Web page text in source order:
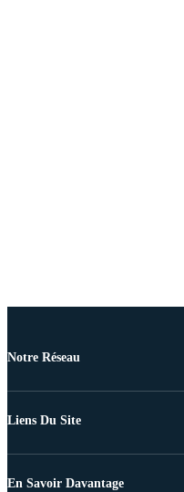
Notre Réseau
Liens Du Site
En Savoir Davantage